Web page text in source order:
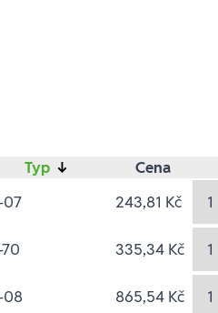
Typ ↓ Cena
07 243,81 Kč
335,34 Kč
08 865,54 Kč